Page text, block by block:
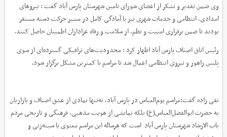
وی ضمن تقدیر و تشکر از اعضای شورای تامین شهرستان پارس آباد گفت : نیروهای
امدادی، انتظامی و خدمات شهری نیز با آمادگی کامل در مسیر حرکت دسته مستقر
بودند تا ضمن برقراری امنیت و نظم، از سلامت و رفاه عزاداران اطمینان حاصل کنند.
رئیس اتاق اصناف پارس آباد اظهار کرد : محدودیت‌های ترافیکی گسترده‌ای از سوی
پلیس راهور و نیروی انتظامی اعمال شد تا مراسم با کمترین مشکل برگزار شود.
تقی زاده گفت:مراسم یوم‌العباس در پارس آباد، نه‌تنها نمادی از عشق اصناف و بازاریان
به حضرت ابوالفضل‌العباس(ع) بلکه نمایشی از هویت مذهبی، فرهنگی و تاریخی مردم
باب الارشاد شهرستان پارس آباد است که هرساله این مراسم معنوی با سینه‌زنی و